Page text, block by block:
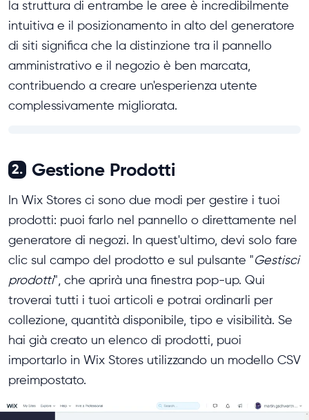
la struttura di entrambe le aree è incredibilmente
intuitiva e il posizionamento in alto del generatore
di siti significa che la distinzione tra il pannello
amministrativo e il negozio è ben marcata,
contribuendo a creare un'esperienza utente
complessivamente migliorata.
2. Gestione Prodotti
In Wix Stores ci sono due modi per gestire i tuoi
prodotti: puoi farlo nel pannello o direttamente nel
generatore di negozi. In quest'ultimo, devi solo fare
clic sul campo del prodotto e sul pulsante "Gestisci
prodotti", che aprirà una finestra pop-up. Qui
troverai tutti i tuoi articoli e potrai ordinarli per
collezione, quantità disponibile, tipo e visibilità. Se
hai già creato un elenco di prodotti, puoi
importarlo in Wix Stores utilizzando un modello CSV
preimpostato.